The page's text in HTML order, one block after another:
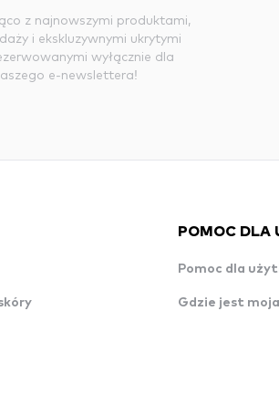
z najnowszymi produktami,
i ekskluzywnymi ukrytymi
wyłącznie dla
e-newslettera!
POMOC DLA
Pomoc dla
Gdzie jest